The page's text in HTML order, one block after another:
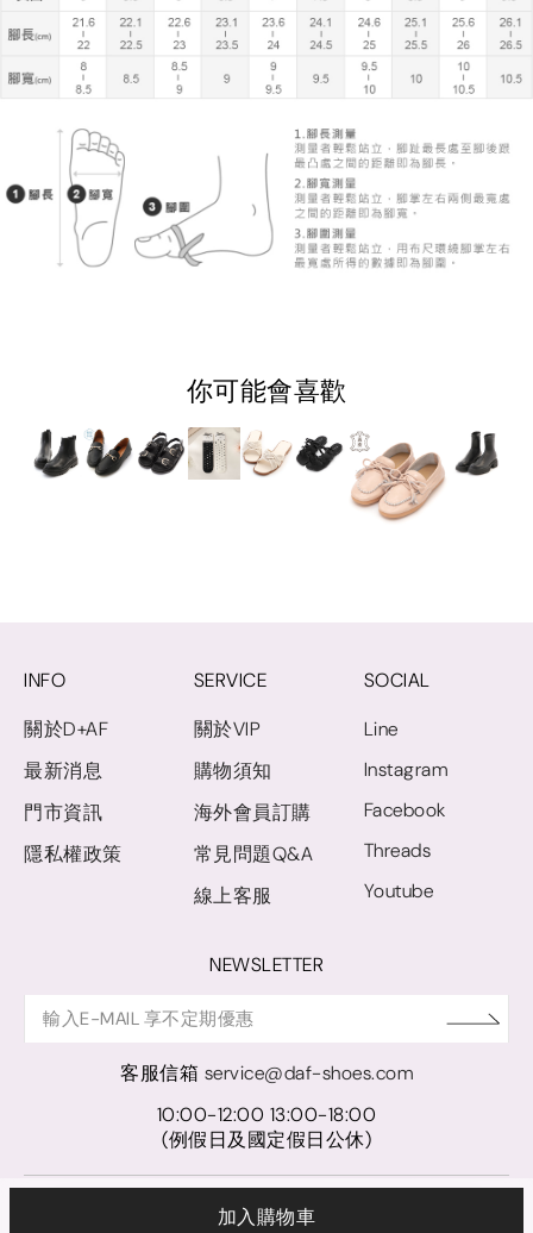
加入購物車
你可能會喜歡
INFO
關於D+AF
最新消息
門市資訊
隱私權政策
SERVICE
關於VIP
購物須知
海外會員訂購
常見問題Q&A
線上客服
SOCIAL
Line
Instagram
Facebook
Threads
Youtube
NEWSLETTER
客服信箱 service@daf-shoes.com
10:00-12:00 13:00-18:00
(例假日及國定假日公休)
© D+AF. 2024 晨希時尚股份有限公司｜統一編號 27921248